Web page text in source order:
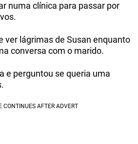
numa clínica para passar por
ver lágrimas de Susan enquanto
conversa com o marido.
e perguntou se queria uma